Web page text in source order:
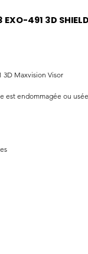
EXO-491 3D
3D Maxvision Visor
est endommagée ou